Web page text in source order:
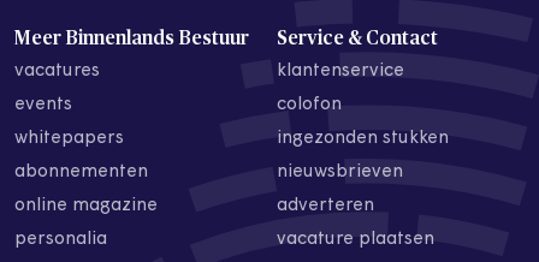
Meer Binnenlands Bestuur
vacatures
events
whitepapers
abonnementen
online magazine
personalia
Service & Contact
klantenservice
colofon
ingezonden stukken
nieuwsbrieven
adverteren
vacature plaatsen